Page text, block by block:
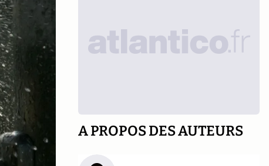
A PROPOS DES AUTEURS